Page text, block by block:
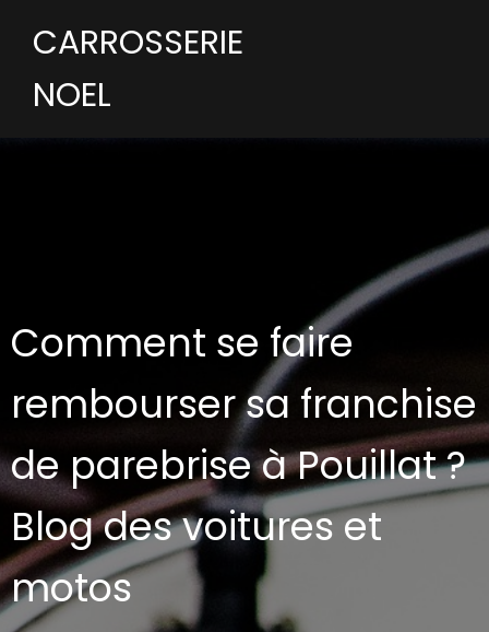
CARROSSERIE
NOEL
Comment se faire
rembourser sa franchise
de parebrise à Pouillat ?
Blog des voitures et
motos